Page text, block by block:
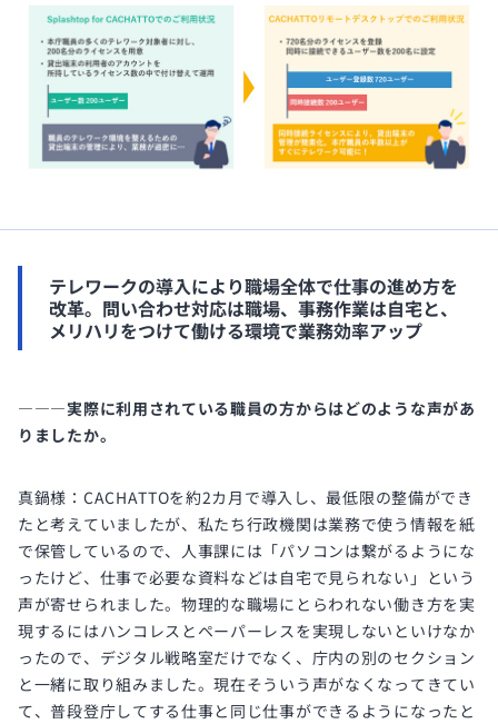
テレワークの導入により職場全体で仕事の進め方を
改革。問い合わせ対応は職場、事務作業は自宅と、
メリハリをつけて働ける環境で業務効率アップ
―――実際に利用されている職員の方からはどのような声があ
りましたか。
真鍋様：CACHATTOを約2カ月で導入し、最低限の整備ができ
たと考えていましたが、私たち行政機関は業務で使う情報を紙
で保管しているので、人事課には「パソコンは繋がるようにな
ったけど、仕事で必要な資料などは自宅で見られない」という
声が寄せられました。物理的な職場にとらわれない働き方を実
現するにはハンコレスとペーパーレスを実現しないといけなか
ったので、デジタル戦略室だけでなく、庁内の別のセクション
と一緒に取り組みました。現在そういう声がなくなってきてい
て、普段登庁してする仕事と同じ仕事ができるようになったと